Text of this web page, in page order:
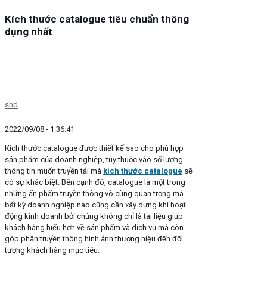
Kích thước catalogue tiêu chuẩn thông
dụng nhất
shd
2022/09/08 - 1:36:41
Kích thước catalogue được thiết kế sao cho phù hợp
sản phẩm của doanh nghiệp, tùy thuộc vào số lượng
thông tin muốn truyền tải mà kích thước catalogue sẽ
có sự khác biệt. Bên cạnh đó, catalogue là một trong
những ấn phẩm truyền thông vô cùng quan trọng mà
bất kỳ doanh nghiệp nào cũng cần xây dựng khi hoạt
động kinh doanh bởi chúng không chỉ là tài liệu giúp
khách hàng hiểu hơn về sản phẩm và dịch vụ mà còn
góp phần truyền thông hình ảnh thương hiệu đến đối
tượng khách hàng mục tiêu.